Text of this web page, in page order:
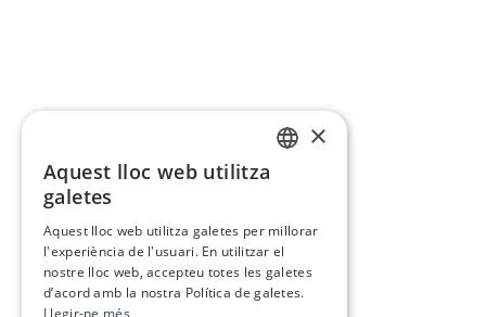
×
Aquest lloc web utilitza
galetes
Aquest lloc web utilitza galetes per millorar
l'experiència de l'usuari. En utilitzar el
nostre lloc web, accepteu totes les galetes
d’acord amb la nostra Política de galetes.
Llegir-ne més